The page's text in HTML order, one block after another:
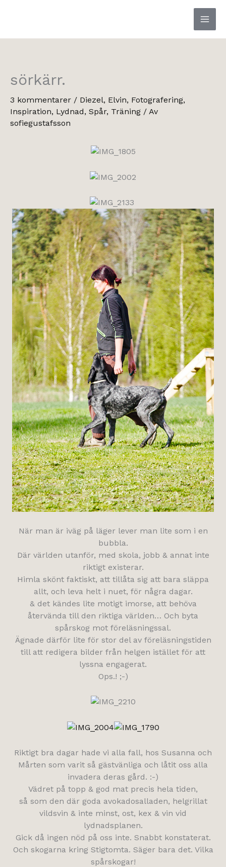
sörkärr.
3 kommentarer / Diezel, Elvin, Fotografering,
Inspiration, Lydnad, Spår, Träning / Av
sofiegustafsson
När man är iväg på läger lever man lite som i en
bubbla.
Där världen utanför, med skola, jobb & annat inte
riktigt existerar.
Himla skönt faktiskt, att tillåta sig att bara släppa
allt, och leva helt i nuet, för några dagar.
& det kändes lite motigt imorse, att behöva
återvända till den riktiga världen… Och byta
spårskog mot föreläsningssal.
Ägnade därför lite för stor del av föreläsningstiden
till att redigera bilder från helgen istället för att
lyssna engagerat.
Ops.! ;-)
Riktigt bra dagar hade vi alla fall, hos Susanna och
Mårten som varit så gästvänliga och låtit oss alla
invadera deras gård. :-)
Vädret på topp & god mat precis hela tiden,
så som den där goda avokadosalladen, helgrillat
vildsvin & inte minst, ost, kex & vin vid
lydnadsplanen.
Gick då ingen nöd på oss inte. Snabbt konstaterat.
Och skogarna kring Stigtomta. Säger bara det. Vilka
spårskogar!